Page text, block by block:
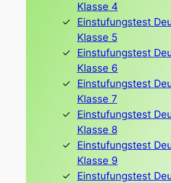
Klasse 4
Einstufungstest
Klasse 5
Einstufungstest
Klasse 6
Einstufungstest
Klasse 7
Einstufungstest
Klasse 8
Einstufungstest
Klasse 9
Einstufungstest